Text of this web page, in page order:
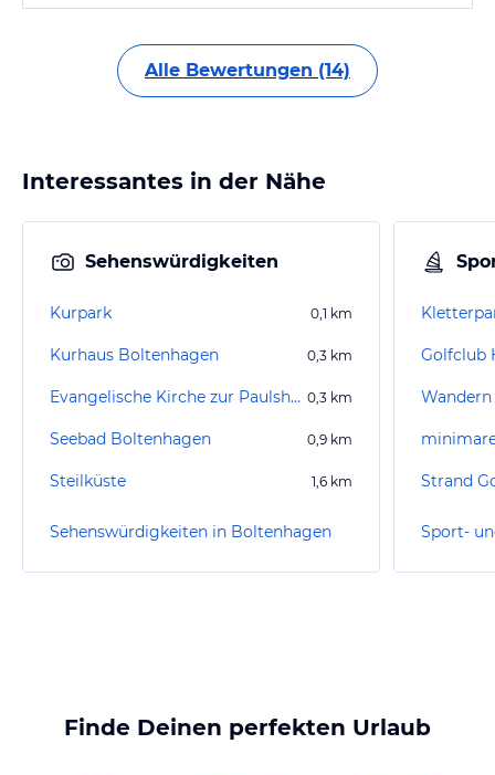
Alle Bewertungen (14)
Interessantes in der Nähe
Sehenswürdigkeiten
Kurpark 0,1 km
Kurhaus Boltenhagen 0,3 km
Evangelische Kirche zur Paulshöhe 0,3 km
Seebad Boltenhagen 0,9 km
Steilküste 1,6 km
Sehenswürdigkeiten in Boltenhagen
Strand
Finde Deinen perfekten Urlaub